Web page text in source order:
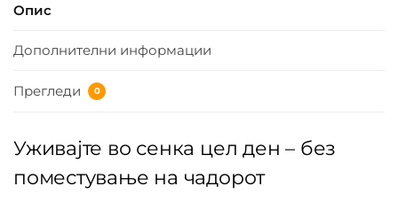
Опис
Дополнителни информации
Прегледи 0
Уживајте во сенка цел ден – без
поместување на чадорот